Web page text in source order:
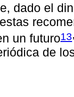
dado el
un futuro13
de